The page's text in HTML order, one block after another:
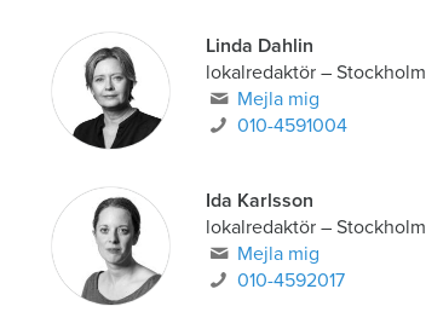
Linda Dahlin
lokalredaktör– Stockholm
Mejla mig
010-4591004
Ida Karlsson
lokalredaktör – Stockholm
Mejla mig
010-4592017